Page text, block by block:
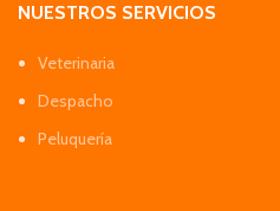
NUESTROS SERVICIOS
Veterinaria
Despacho
Peluquería